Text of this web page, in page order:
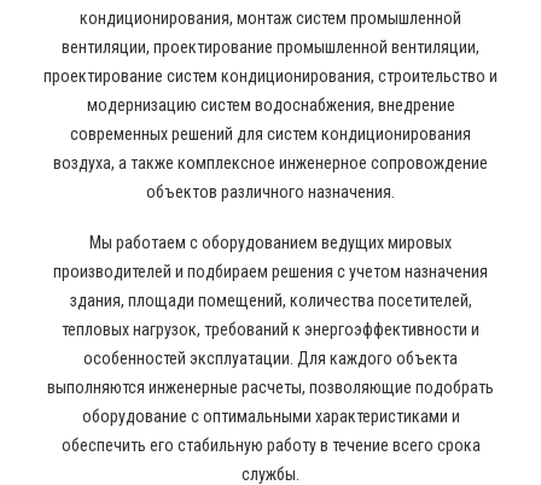
кондиционирования, монтаж систем промышленной
вентиляции, проектирование промышленной вентиляции,
проектирование систем кондиционирования, строительство и
модернизацию систем водоснабжения, внедрение
современных решений для систем кондиционирования
воздуха, а также комплексное инженерное сопровождение
объектов различного назначения.
Мы работаем с оборудованием ведущих мировых
производителей и подбираем решения с учетом назначения
здания, площади помещений, количества посетителей,
тепловых нагрузок, требований к энергоэффективности и
особенностей эксплуатации. Для каждого объекта
выполняются инженерные расчеты, позволяющие подобрать
оборудование с оптимальными характеристиками и
обеспечить его стабильную работу в течение всего срока
службы.